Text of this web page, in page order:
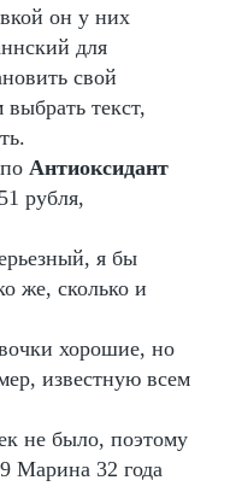
он у них
для
свой
текст,
Антиоксидант
рубля,
я бы
же, сколько и
хорошие, но
известную всем
не было, поэтому
Марина 32 года